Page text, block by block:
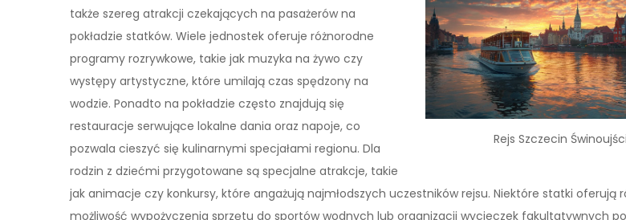
Rejs Szczecin
także szereg atrakcji czekających na pasażerów na
pokładzie statków. Wiele jednostek oferuje różnorodne
programy rozrywkowe, takie jak muzyka na żywo czy
występy artystyczne, które umilają czas spędzony na
wodzie. Ponadto na pokładzie często znajdują się
restauracje serwujące lokalne dania oraz napoje, co
pozwala cieszyć się kulinarnymi specjałami regionu. Dla
rodzin z dziećmi przygotowane są specjalne atrakcje, takie
jak animacje czy konkursy, które angażują najmłodszych uczestników rejsu. Niektóre statki oferują
możliwość wypożyczenia sprzętu do sportów wodnych lub organizacji wycieczek fakultatywnych